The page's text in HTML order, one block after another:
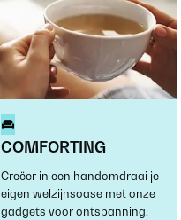
COMFORTING
Creëer in een handomdraai je
eigen welzijnsoase met onze
gadgets voor ontspanning.